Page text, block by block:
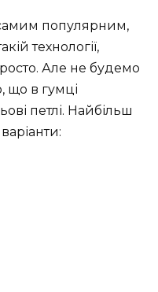
популярним,
технології,
Але не будемо
що в гумці
петлі. Найбільш